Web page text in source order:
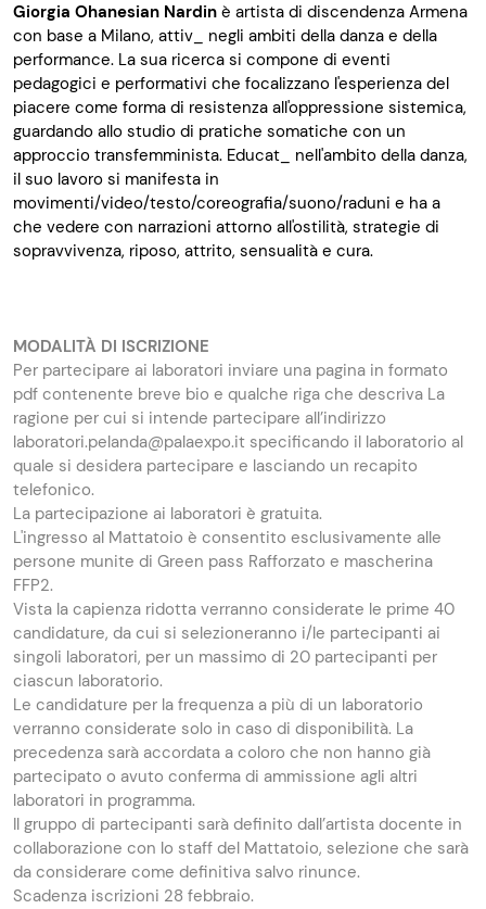
Giorgia Ohanesian Nardin è artista di discendenza Armena
con base a Milano, attiv_ negli ambiti della danza e della
performance. La sua ricerca si compone di eventi
pedagogici e performativi che focalizzano l'esperienza del
piacere come forma di resistenza all'oppressione sistemica,
guardando allo studio di pratiche somatiche con un
approccio transfemminista. Educat_ nell'ambito della danza,
il suo lavoro si manifesta in
movimenti/video/testo/coreografia/suono/raduni e ha a
che vedere con narrazioni attorno all'ostilità, strategie di
sopravvivenza, riposo, attrito, sensualità e cura.
MODALITÀ DI ISCRIZIONE
Per partecipare ai laboratori inviare una pagina in formato
pdf contenente breve bio e qualche riga che descriva La
ragione per cui si intende partecipare all’indirizzo
laboratori.pelanda@palaexpo.it specificando il laboratorio al
quale si desidera partecipare e lasciando un recapito
telefonico.
La partecipazione ai laboratori è gratuita.
L'ingresso al Mattatoio è consentito esclusivamente alle
persone munite di Green pass Rafforzato e mascherina
FFP2.
Vista la capienza ridotta verranno considerate le prime 40
candidature, da cui si selezioneranno i/le partecipanti ai
singoli laboratori, per un massimo di 20 partecipanti per
ciascun laboratorio.
Le candidature per la frequenza a più di un laboratorio
verranno considerate solo in caso di disponibilità. La
precedenza sarà accordata a coloro che non hanno già
partecipato o avuto conferma di ammissione agli altri
laboratori in programma.
Il gruppo di partecipanti sarà definito dall’artista docente in
collaborazione con lo staff del Mattatoio, selezione che sarà
da considerare come definitiva salvo rinunce.
Scadenza iscrizioni 28 febbraio.